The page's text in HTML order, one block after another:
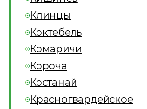
Клинцы
Коктебель
Комаричи
Короча
Костанай
Красногвардейское